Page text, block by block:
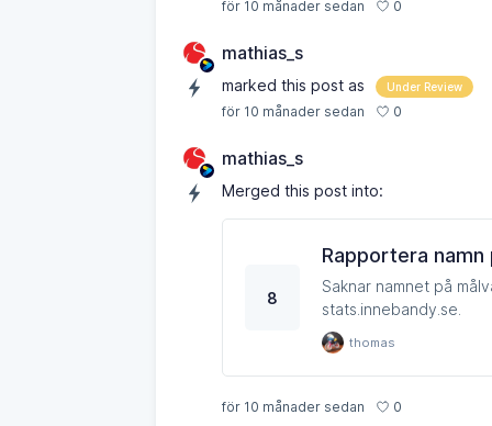
för 10 månader sedan 0
mathias_s
marked this post as Under Review
för 10 månader sedan 0
mathias_s
Merged this post into:
8
Rapportera
Saknar namnet på
stats.innebandy.se.
thomas
för 10 månader sedan 0